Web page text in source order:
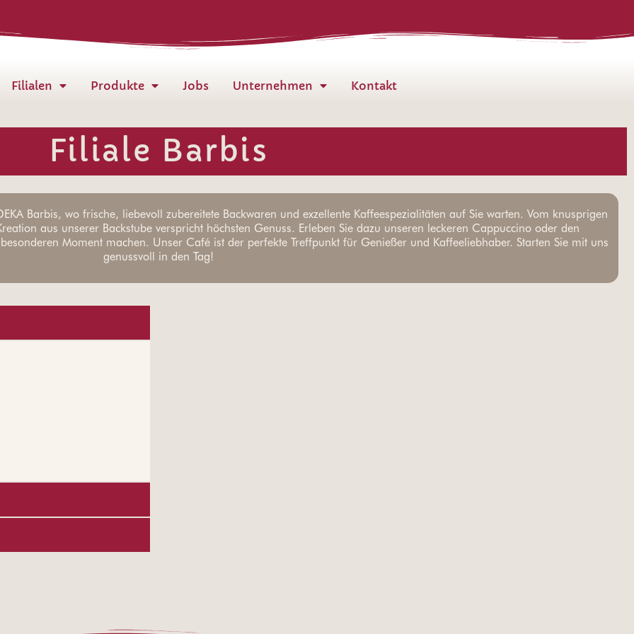
Filialen Produkte Jobs Unternehmen Kontakt
Filiale Barbis
Barbis, wo frische, liebevoll zubereitete Backwaren und exzellente Kaffeespezialitäten auf Sie warten. Vom knusprigen
aus unserer Backstube verspricht höchsten Genuss. Erleben Sie dazu unseren leckeren Cappuccino oder den
Moment machen. Unser Café ist der perfekte Treffpunkt für Genießer und Kaffeeliebhaber. Starten Sie mit uns
genussvoll in den Tag!